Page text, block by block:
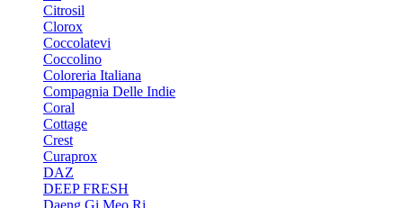
Citrosil
Clorox
Coccolatevi
Coccolino
Coloreria Italiana
Compagnia Delle Indie
Coral
Cottage
Crest
Curaprox
DAZ
DEEP FRESH
Daeng Gi Meo Ri